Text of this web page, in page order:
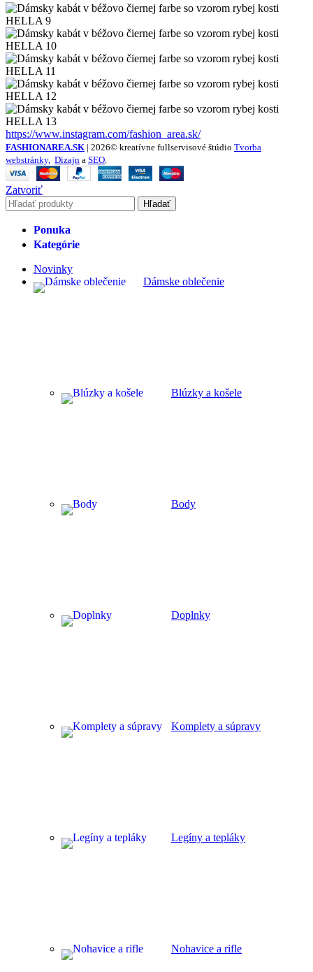
https://www.instagram.com/fashion_area.sk/
FASHIONAREA.SK | 2026© kreatívne fullservisové štúdio Tvorba
webstránky, Dizajn a SEO.
Zatvoriť
Hľadať
Ponuka
Kategórie
Novinky
Dámske oblečenie
Blúzky a košele
Body
Doplnky
Komplety a súpravy
Legíny a tepláky
Nohavice a rifle